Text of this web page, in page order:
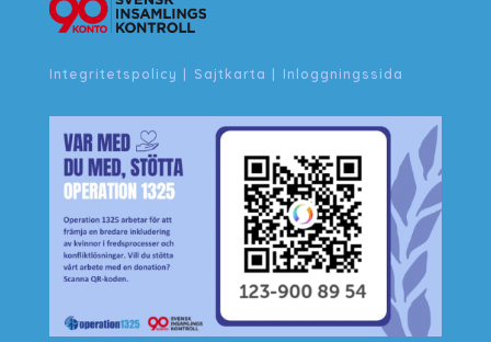
Integritetspolicy | Sajtkarta | Inloggningssida